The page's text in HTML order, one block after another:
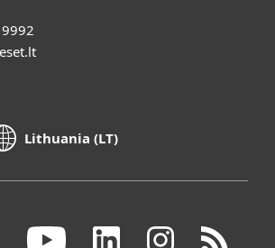
Lithuania (LT)